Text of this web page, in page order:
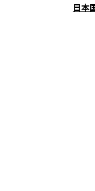
日本